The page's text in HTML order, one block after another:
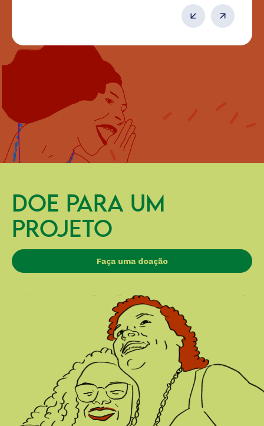
DOE PARA UM
PROJETO
Faça uma doação